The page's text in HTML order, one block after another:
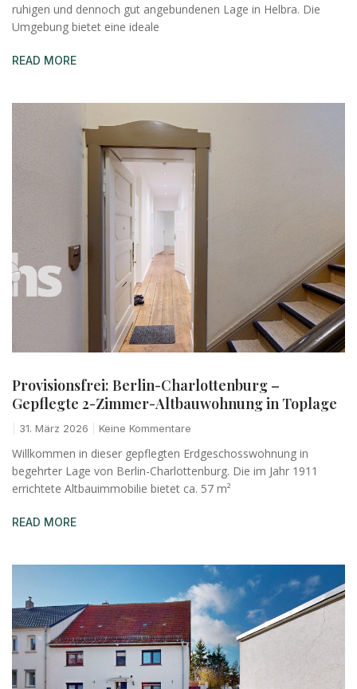
ruhigen und dennoch gut angebundenen Lage in Helbra. Die
Umgebung bietet eine ideale
READ MORE
Provisionsfrei: Berlin-Charlottenburg –
Gepflegte 2-Zimmer-Altbauwohnung in Toplage
31. März 2026 Keine Kommentare
Willkommen in dieser gepflegten Erdgeschosswohnung in
begehrter Lage von Berlin-Charlottenburg. Die im Jahr 1911
errichtete Altbauimmobilie bietet ca. 57 m²
READ MORE